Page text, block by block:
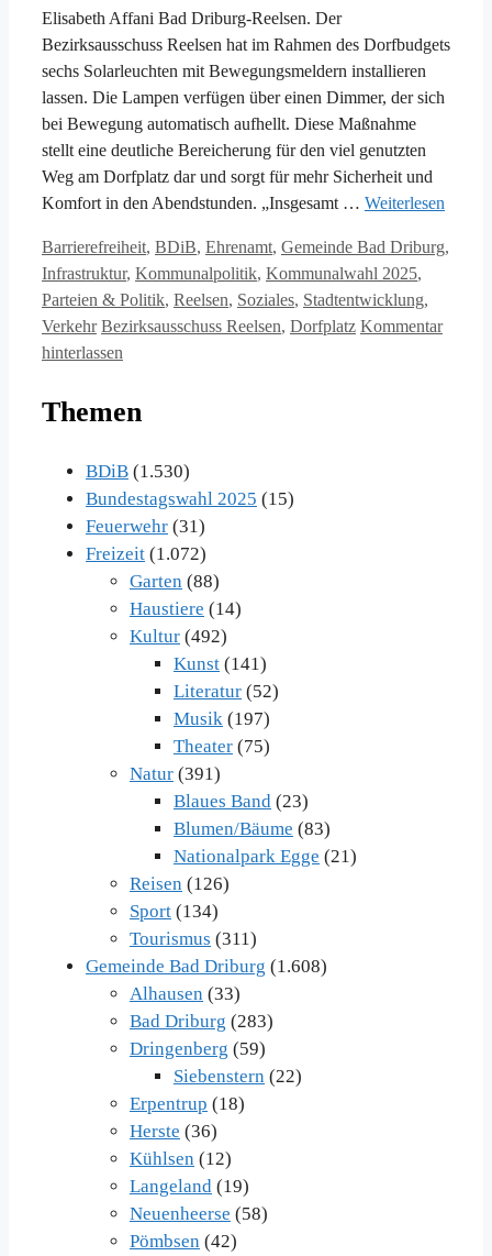
Elisabeth Affani Bad Driburg-Reelsen. Der
Bezirksausschuss Reelsen hat im Rahmen des Dorfbudgets
sechs Solarleuchten mit Bewegungsmeldern installieren
lassen. Die Lampen verfügen über einen Dimmer, der sich
bei Bewegung automatisch aufhellt. Diese Maßnahme
stellt eine deutliche Bereicherung für den viel genutzten
Weg am Dorfplatz dar und sorgt für mehr Sicherheit und
Komfort in den Abendstunden. „Insgesamt … Weiterlesen
Kategorien
Barrierefreiheit, BDiB, Ehrenamt, Gemeinde Bad Driburg,
Infrastruktur, Kommunalpolitik, Kommunalwahl 2025,
Parteien & Politik, Reelsen, Soziales, Stadtentwicklung,
Verkehr Schlagwörter
Bezirksausschuss Reelsen, Dorfplatz Kommentar
hinterlassen
Themen
BDiB (1.530)
Bundestagswahl 2025 (15)
Feuerwehr (31)
Freizeit (1.072)
Garten (88)
Haustiere (14)
Kultur (492)
Kunst (141)
Literatur (52)
Musik (197)
Theater (75)
Natur (391)
Blaues Band (23)
Blumen/Bäume (83)
Nationalpark Egge (21)
Reisen (126)
Sport (134)
Tourismus (311)
Gemeinde Bad Driburg (1.608)
Alhausen (33)
Bad Driburg (283)
Dringenberg (59)
Siebenstern (22)
Erpentrup (18)
Herste (36)
Kühlsen (12)
Langeland (19)
Neuenheerse (58)
Pömbsen (42)